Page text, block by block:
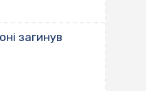
загинув